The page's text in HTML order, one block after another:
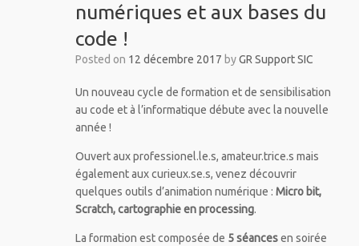
numériques et aux bases du
code !
Posted on 12 décembre 2017 byGR Support SIC
Un nouveau cycle de formation et de sensibilisation
au code et à l’informatique débute avec la nouvelle
année !
Ouvert aux professionel.le.s, amateur.trice.s mais
également aux curieux.se.s, venez découvrir
quelques outils d’animation numérique : Micro bit,
Scratch, cartographie en processing.
La formation est composée de 5 séancesen soirée